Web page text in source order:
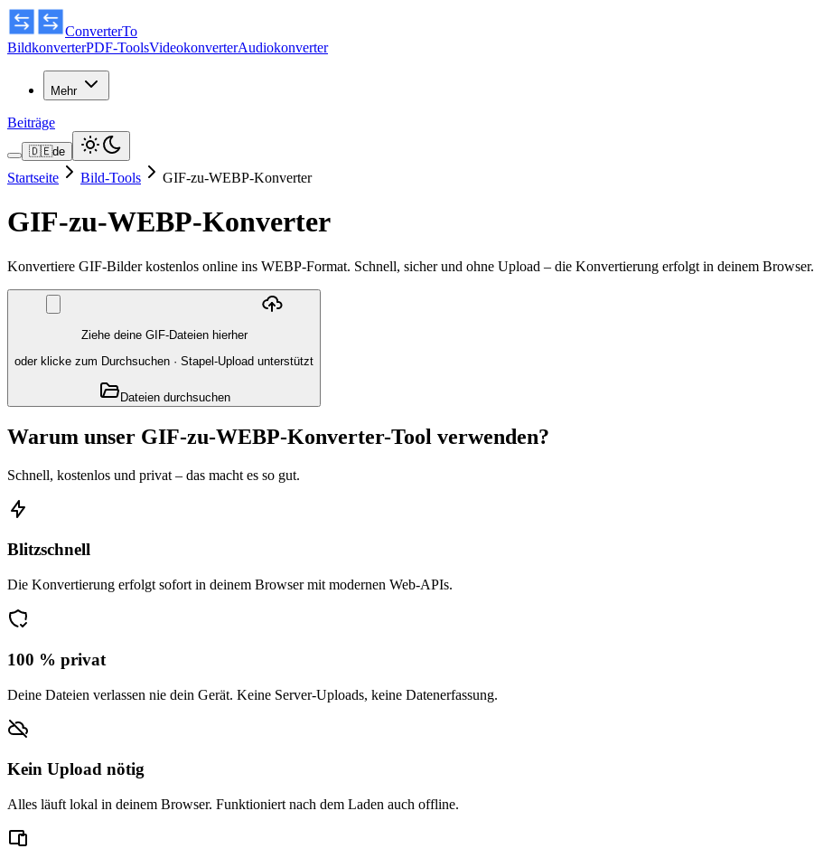
ConverterTo
BildkonverterPDF-ToolsVideokonverterAudiokonverter
Mehr
Beiträge
🇩🇪de
Startseite Bild-Tools GIF-zu-WEBP-Konverter
GIF-zu-WEBP-Konverter
Konvertiere GIF-Bilder kostenlos online ins WEBP-Format. Schnell, sicher und ohne Upload – die Konvertierung erfolgt in deinem Browser.
Ziehe deine GIF-Dateien hierher
oder klicke zum Durchsuchen · Stapel-Upload unterstützt
Dateien durchsuchen
Warum unser GIF-zu-WEBP-Konverter-Tool verwenden?
Schnell, kostenlos und privat – das macht es so gut.
Blitzschnell
Die Konvertierung erfolgt sofort in deinem Browser mit modernen Web-APIs.
100 % privat
Deine Dateien verlassen nie dein Gerät. Keine Server-Uploads, keine Datenerfassung.
Kein Upload nötig
Alles läuft lokal in deinem Browser. Funktioniert nach dem Laden auch offline.